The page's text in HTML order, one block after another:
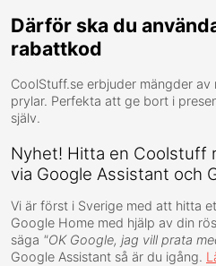
Därför ska du
rabattkod
CoolStuff.se erbjuder mängder
prylar. Perfekta att ge bort i
själv.
Nyhet! Hitta en Coolstuff
via Google Assistant och
Vi är först i Sverige med att hitta
Google Home med hjälp av din
säga "OK Google, jag vill prata
Google Assistant så är du igång.